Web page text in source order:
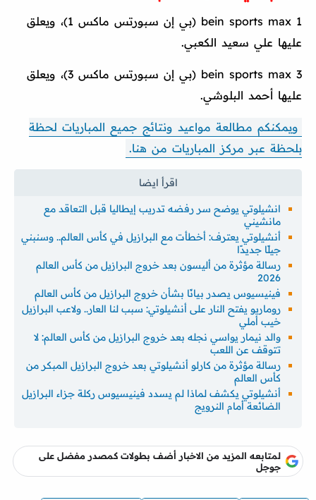
bein sports max 1 (بي إن سبورتس ماكس 1)، ويعلق
عليها علي سعيد الكعبي.
bein sports max 3 (بي إن سبورتس ماكس 3)، ويعلق
عليها أحمد البلوشي.
ويمكنكم مطالعة مواعيد ونتائج جميع المباريات لحظة
بلحظة عبر مركز المباريات من هنا.
انشيلوتي يوضح سر رفضه تدريب إيطاليا قبل التعاقد مع
مانشيني
أنشيلوتي يعترف: أخطأت مع البرازيل في كأس العالم.. وسنبني
جيلًا جديدًا
رسالة مؤثرة من أليسون بعد خروج البرازيل من كأس العالم
2026
فينيسيوس يصدر بيانًا بشأن خروج البرازيل من كأس العالم
روماريو يفتح النار على أنشيلوتي: سبب لنا العار.. ولاعب البرازيل
خيب أملي
والد نيمار يواسي نجله بعد خروج البرازيل من كأس العالم: لا
تتوقف عن اللعب
رسالة مؤثرة من كارلو أنشيلوتي بعد خروج البرازيل المبكر من
كأس العالم
أنشيلوتي يكشف لماذا لم يسدد فينيسيوس ركلة جزاء البرازيل
الضائعة أمام النرويج
لمتابعه المزيد من الاخبار أضف بطولات كمصدر مفضل على
جوجل